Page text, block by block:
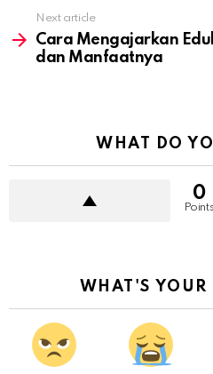
Next article
Cara Mengajarkan
dan Manfaatnya
WHAT DO
0
Points
WHAT'S YOUR